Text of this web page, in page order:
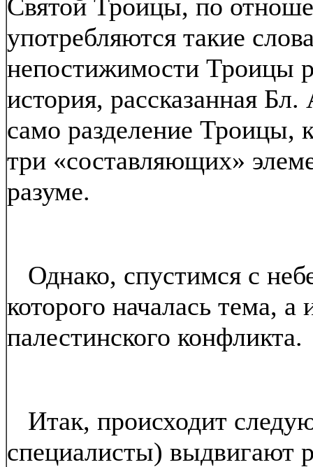
Святой Троицы, по
употребляются такие
непостижимости Троицы
история, рассказанная
само разделение Троицы,
три «составляющих»
разуме.
Однако, спустимся с
которого началась тема,
палестинского конфликта.
Итак, происходит
специалисты) выдвигают